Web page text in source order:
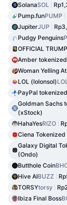
SolanaSOL
Pump.funPUMP
JupiterJUP
Pudgy Penguins
OFFICIAL TRUMP
Amber
Woman Yelling
LOL (lolonsol)
PayPal
Goldman Sachs
(xStock)
HahaYesRIZO
Ciena
Galaxy Digital
(Ondo)
Butthole Coin
Hive AIBUZZ
TORSYtorsy
Ibiza Final Boss